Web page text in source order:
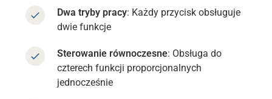
Dwa tryby pracy: Każdy przycisk obsługuje
dwie funkcje
Sterowanie równoczesne: Obsługa do
czterech funkcji proporcjonalnych
jednocześnie